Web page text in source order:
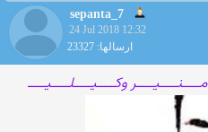
sepanta_7
24 Jul 2018 12:32
ارسالها: 23327
مـــــنـــــیـــــر وکـــــیـــــلـــــیـــــ